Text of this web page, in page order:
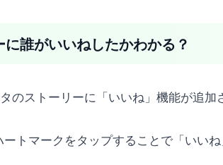
誰がいいねしたかわかる？
のストーリーに「いいね」機能が追加
トマークをタップすることで「いいね